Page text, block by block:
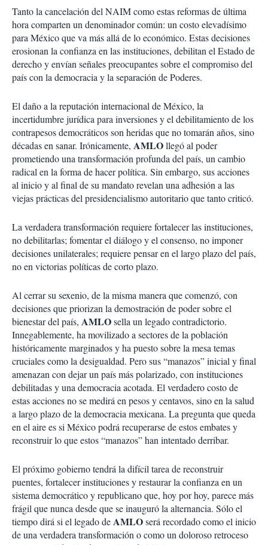
Tanto la cancelación del NAIM como estas reformas de última
hora comparten un denominador común: un costo elevadísimo
para México que va más allá de lo económico. Estas decisiones
erosionan la confianza en las instituciones, debilitan el Estado de
derecho y envían señales preocupantes sobre el compromiso del
país con la democracia y la separación de Poderes.
El daño a la reputación internacional de México, la
incertidumbre jurídica para inversiones y el debilitamiento de los
contrapesos democráticos son heridas que no tomarán años, sino
décadas en sanar. Irónicamente, AMLOllegó al poder
prometiendo una transformación profunda del país, un cambio
radical en la forma de hacer política. Sin embargo, sus acciones
al inicio y al final de su mandato revelan una adhesión a las
viejas prácticas del presidencialismo autoritario que tanto criticó.
La verdadera transformación requiere fortalecer las instituciones,
no debilitarlas; fomentar el diálogo y el consenso, no imponer
decisiones unilaterales; requiere pensar en el largo plazo del país,
no en victorias políticas de corto plazo.
Al cerrar su sexenio, de la misma manera que comenzó, con
decisiones que priorizan la demostración de poder sobre el
bienestar del país, AMLOsella un legado contradictorio.
Innegablemente, ha movilizado a sectores de la población
históricamente marginados y ha puesto sobre la mesa temas
cruciales como la desigualdad. Pero sus “manazos” inicial y final
amenazan con dejar un país más polarizado, con instituciones
debilitadas y una democracia acotada. El verdadero costo de
estas acciones no se medirá en pesos y centavos, sino en la salud
a largo plazo de la democracia mexicana. La pregunta que queda
en el aire es si México podrá recuperarse de estos embates y
reconstruir lo que estos “manazos” han intentado derribar.
El próximo gobierno tendrá la difícil tarea de reconstruir
puentes, fortalecer instituciones y restaurar la confianza en un
sistema democrático y republicano que, hoy por hoy, parece más
frágil que nunca desde que se inauguró la alternancia. Sólo el
tiempo dirá si el legado deAMLOserá recordado como el inicio
de una verdadera transformación o como un doloroso retroceso